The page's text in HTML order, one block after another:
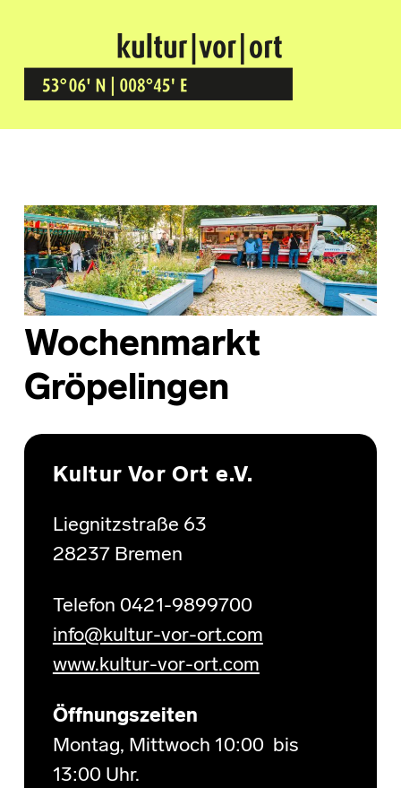
Kultur Vor Ort
BREMEN GRÖPELINGEN
Wochenmarkt
Gröpelingen
Skip back to main navigation
Kultur Vor Ort e.V.
Liegnitzstraße 63
28237 Bremen
Telefon 0421-9899700
info@kultur-vor-ort.com
www.kultur-vor-ort.com
Öffnungszeiten
Montag, Mittwoch 10:00 bis
13:00 Uhr.